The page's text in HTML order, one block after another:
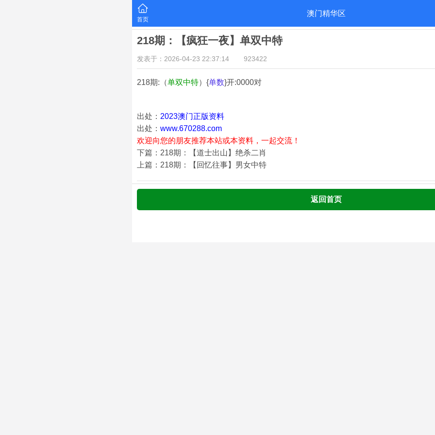
首页
澳门精华区
218期：【疯狂一夜】单双中特
发表于：2026-04-23 22:37:14 923422
218期:（单双中特）{单数}开:0000对
出处： 2023澳门正版资料
出处： www.670288.com
欢迎向您的朋友推荐本站或本资料，一起交流！
下篇：218期：【道士出山】绝杀二肖
上篇：218期：【回忆往事】男女中特
返回首页